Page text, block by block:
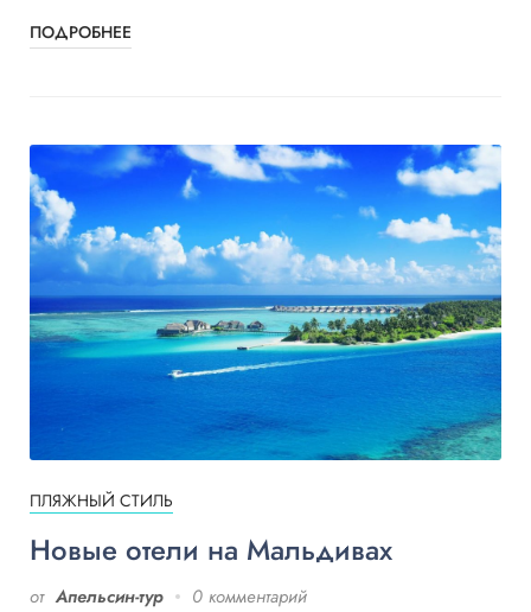
ПОДРОБНЕЕ
ПЛЯЖНЫЙ СТИЛЬ
Новые отели на Мальдивах
от Апельсин-тур 0 комментарий